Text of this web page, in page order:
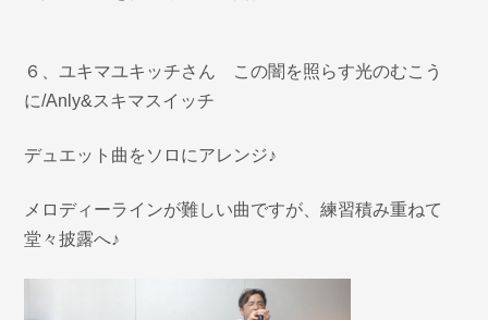
６、ユキマユキッチさん この闇を照らす光のむこう
に/Anly&スキマスイッチ
デュエット曲をソロにアレンジ♪
メロディーラインが難しい曲ですが、練習積み重ねて
堂々披露へ♪